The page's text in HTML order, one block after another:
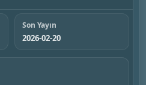
Son Yayın
2026-02-20